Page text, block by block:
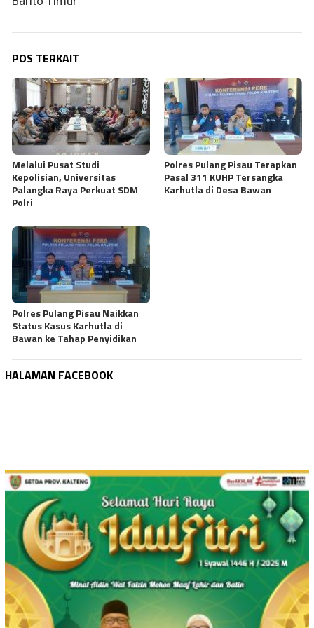
POS TERKAIT
Melalui Pusat Studi
Kepolisian, Universitas
Palangka Raya Perkuat SDM
Polri
Polres Pulang Pisau Terapkan
Pasal 311 KUHP Tersangka
Karhutla di Desa Bawan
Polres Pulang Pisau Naikkan
Status Kasus Karhutla di
Bawan ke Tahap Penyidikan
HALAMAN FACEBOOK